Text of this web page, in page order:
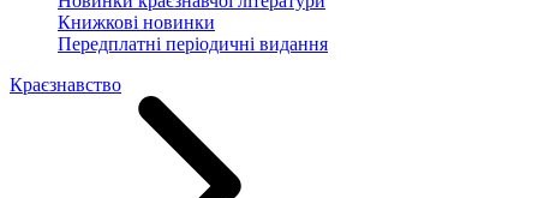
Книжкові новинки
Передплатні періодичні видання
Краєзнавство